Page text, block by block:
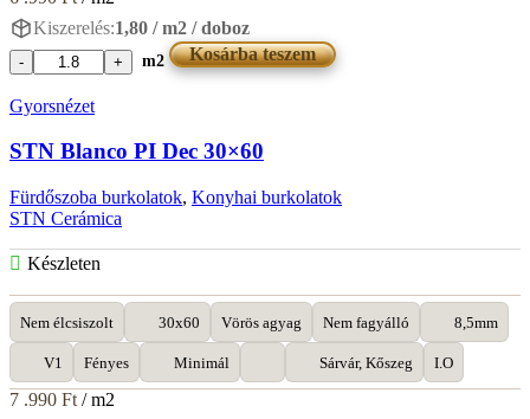
Kiszerelés:1,80 / m2 / doboz
STN
Brillo
mennyiség
m2 Kosárba teszem
Gyorsnézet
STN Blanco PI Dec 30×60
Fürdőszoba burkolatok, Konyhai burkolatok
STN Cerámica
Készleten
Nem élcsiszolt 30x60 Vörös agyag Nem fagyálló 8,5mm
V1 Fényes Minimál Sárvár, Kőszeg I.O
7 .990 Ft / m2